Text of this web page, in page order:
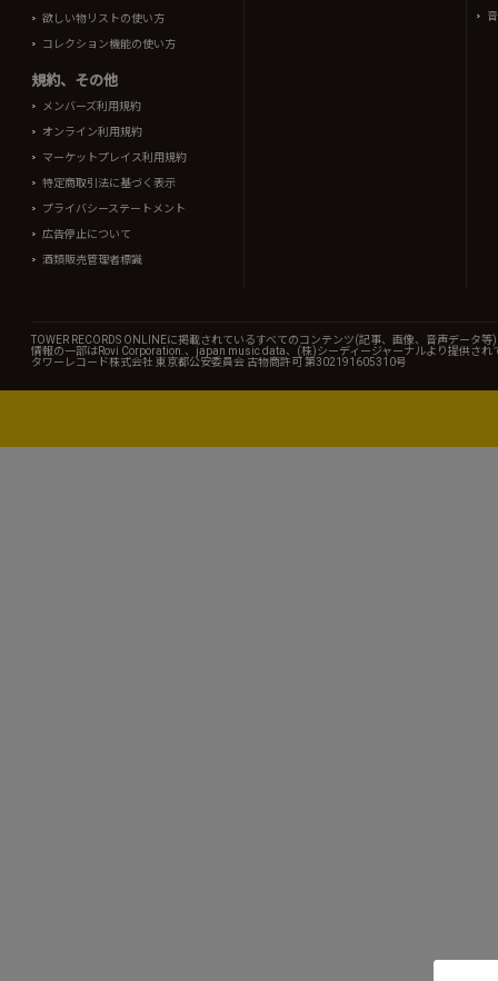
欲しい物リストの使い方
コレクション機能の使い方
規約、その他
メンバーズ利用規約
オンライン利用規約
マーケットプレイス利用規約
特定商取引法に基づく表示
プライバシーステートメント
広告停止について
酒類販売管理者標識
TOWER RECORDS ONLINEに掲載されているすべてのコンテンツ(記事、画像、音声データ
情報の一部はRovi Corporation.、japan music data、(株)シーディージャーナルより提供され
タワーレコード株式会社 東京都公安委員会 古物商許可 第302191605310号